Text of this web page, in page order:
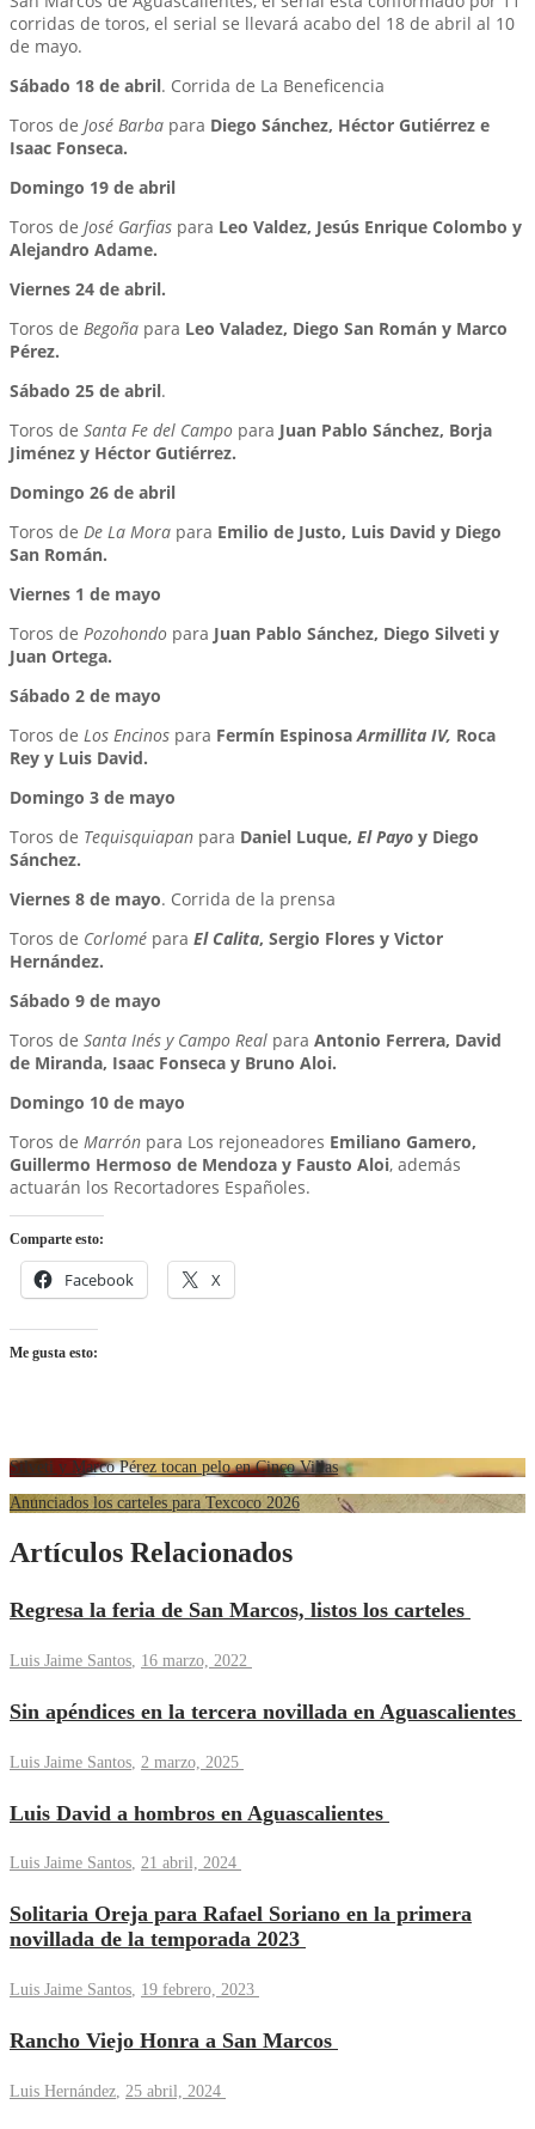
corridas de toros, el serial se llevará acabo del 18 de abril al 10
de mayo.
Sábado 18 de abril. Corrida de La Beneficencia
Toros de José Barba para Diego Sánchez, Héctor Gutiérrez e
Isaac Fonseca.
Domingo 19 de abril
Toros de José Garfias para Leo Valdez, Jesús Enrique Colombo y
Alejandro Adame.
Viernes 24 de abril.
Toros de Begoña para Leo Valadez, Diego San Román y Marco
Pérez.
Sábado 25 de abril.
Toros de Santa Fe del Campo para Juan Pablo Sánchez, Borja
Jiménez y Héctor Gutiérrez.
Domingo 26 de abril
Toros de De La Mora para Emilio de Justo, Luis David y Diego
San Román.
Viernes 1 de mayo
Toros de Pozohondo para Juan Pablo Sánchez, Diego Silveti y
Juan Ortega.
Sábado 2 de mayo
Toros de Los Encinos para Fermín EspinosaArmillita IV, Roca
Rey y Luis David.
Domingo 3 de mayo
Toros de Tequisquiapan para Daniel Luque, El Payo y Diego
Sánchez.
Viernes 8 de mayo. Corrida de la prensa
Toros de Corlomé para El Calita, Sergio Flores y Victor
Hernández.
Sábado 9 de mayo
Toros de Santa Inés y Campo Real para Antonio Ferrera, David
de Miranda, Isaac Fonseca y Bruno Aloi.
Domingo 10 de mayo
Toros de Marrón para Los rejoneadores Emiliano Gamero,
Guillermo Hermoso de Mendoza y Fausto Aloi, además
actuarán los Recortadores Españoles.
Comparte esto:
Facebook X
Me gusta esto:
Silveti y Marco Pérez tocan pelo en Cinco Villas
Anunciados los carteles para Texcoco 2026
Artículos Relacionados
Regresa la feria de San Marcos, listos los carteles
Luis Jaime Santos 16 marzo, 2022
Sin apéndices en la tercera novillada en Aguascalientes
Luis Jaime Santos 2 marzo, 2025
Luis David a hombros en Aguascalientes
Luis Jaime Santos, 21 abril, 2024
Solitaria Oreja para Rafael Soriano en la primera
novillada de la temporada 2023
Luis Jaime Santos, 19 febrero, 2023
Rancho Viejo Honra a San Marcos
Luis Hernández, 25 abril, 2024